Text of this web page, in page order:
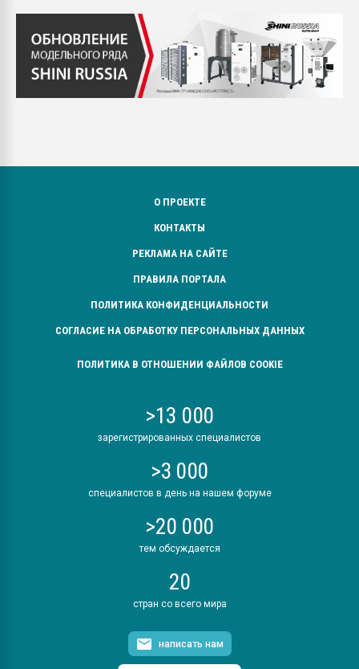
О ПРОЕКТЕ
КОНТАКТЫ
РЕКЛАМА НА САЙТЕ
ПРАВИЛА ПОРТАЛА
ПОЛИТИКА КОНФИДЕНЦИАЛЬНОСТИ
СОГЛАСИЕ НА ОБРАБОТКУ ПЕРСОНАЛЬНЫХ ДАННЫХ
ПОЛИТИКА В ОТНОШЕНИИ ФАЙЛОВ COOKIE
>13 000
зарегистрированных специалистов
>3 000
специалистов в день на нашем форуме
>20 000
тем обсуждается
20
стран со всего мира
написать нам